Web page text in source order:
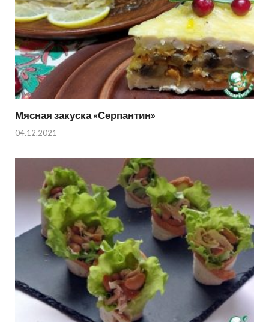
Мясная закуска «Серпантин»
04.12.2021